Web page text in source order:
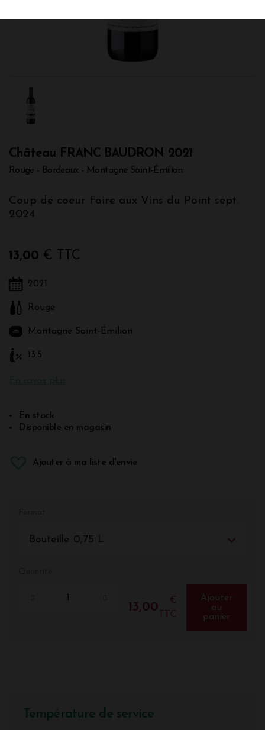
Château FRANC BAUDRON 2021
Rouge - Bordeaux - Montagne Saint-Émilion
Coup de coeur Foire aux Vins du Point sept.
2024
13,00 € TTC
2021
Rouge
Montagne Saint-Émilion
13.5
En stock
Disponible en magasin
Ajouter à ma liste d'envie
Bouteille 0,75 L
13,00
€
TTC
Ajouter
au
panier
Température de service